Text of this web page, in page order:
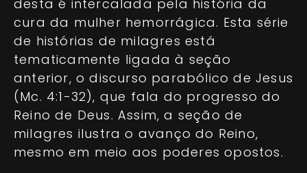
desta é intercalada pela história da
cura da mulher hemorrágica. Esta série
de histórias de milagres está
tematicamente ligada à seção
anterior, o discurso parabólico de Jesus
(Mc. 4:1-32), que fala do progresso do
Reino de Deus. Assim, a seção de
milagres ilustra o avanço do Reino,
mesmo em meio aos poderes opostos.